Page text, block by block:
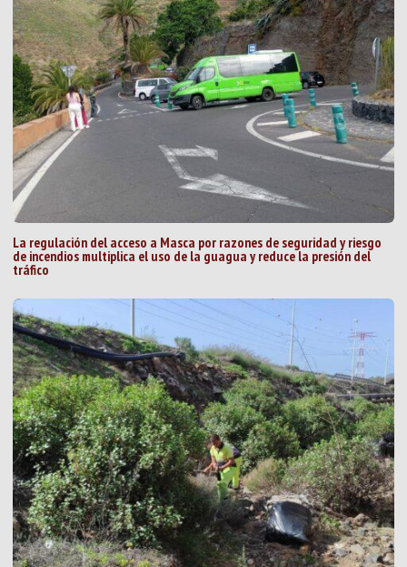
La regulación del acceso a Masca por razones de seguridad y riesgo
de incendios multiplica el uso de la guagua y reduce la presión del
tráfico